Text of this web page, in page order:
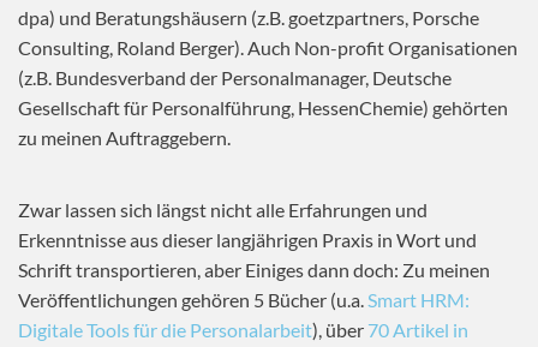
dpa) und Beratungshäusern (z.B. goetzpartners, Porsche
Consulting, Roland Berger). Auch Non-profit Organisationen
(z.B. Bundesverband der Personalmanager, Deutsche
Gesellschaft für Personalführung, HessenChemie) gehörten
zu meinen Auftraggebern.
Zwar lassen sich längst nicht alle Erfahrungen und
Erkenntnisse aus dieser langjährigen Praxis in Wort und
Schrift transportieren, aber Einiges dann doch: Zu meinen
Veröffentlichungen gehören 5 Bücher (u.a.Smart HRM:
Digitale Tools für die Personalarbeit), über 70 Artikel in